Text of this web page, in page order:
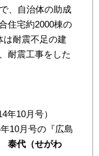
、自治体の助成
住宅約2000棟の
は耐震不足の建
耐震工事をした
年10月号）
10月号の『広島
泰代（せがわ